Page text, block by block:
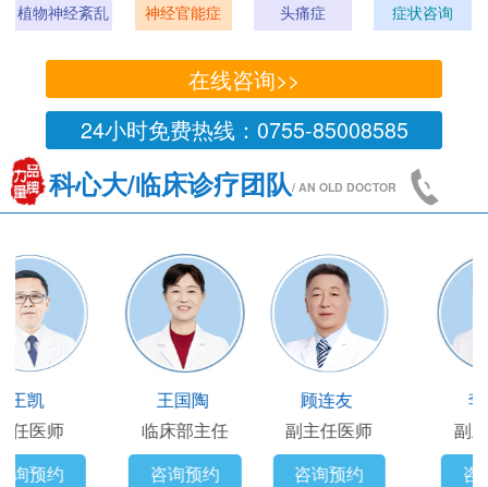
植物神经紊乱 神经官能症 头痛症 症状咨询
在线咨询>>
24小时免费热线：0755-85008585
科心大/临床诊疗团队/ AN OLD DOCTOR
主任医师
咨询预约
临床部主任
咨询预约
副主任医师
咨询预约